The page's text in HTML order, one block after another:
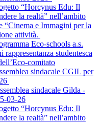
“Horcynus Edu: Il
la realtà” nell’ambito
“Cinema e Immagini per la
attività.
Eco-schools a.s.
studentesca
comitato
sindacale CGIL per
sindacale Gilda -
03-26
“Horcynus Edu: Il
la realtà” nell’ambito